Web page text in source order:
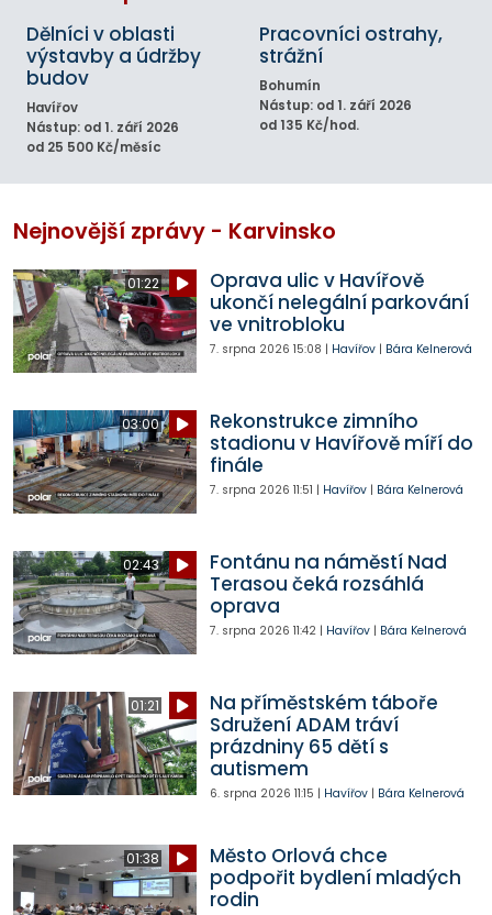
Dělníci v oblasti
výstavby a údržby
budov
Havířov
Nástup: od 1. září 2026
od 25 500 Kč/měsíc
Pracovníci ostrahy,
strážní
Bohumín
Nástup: od 1. září 2026
od 135 Kč/hod.
Nejnovější zprávy - Karvinsko
01:22
Oprava ulic v Havířově
ukončí nelegální parkování
ve vnitrobloku
7. srpna 2026 15:08 | Havířov| Bára Kelnerová
03:00
Rekonstrukce zimního
stadionu v Havířově míří do
finále
7. srpna 2026 11:51 | Havířov| Bára Kelnerová
02:43
Fontánu na náměstí Nad
Terasou čeká rozsáhlá
oprava
7. srpna 2026 11:42| Havířov| Bára Kelnerová
01:21
Na příměstském táboře
Sdružení ADAM tráví
prázdniny 65 dětí s
autismem
6. srpna 2026 11:15 | Havířov| Bára Kelnerová
01:38
Město Orlová chce
podpořit bydlení mladých
rodin